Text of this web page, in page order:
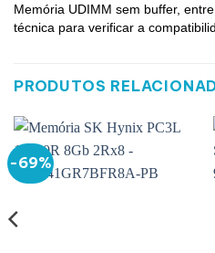
Memória UDIMM sem buffer,
técnica para verificar a
PRODUTOS
-69%